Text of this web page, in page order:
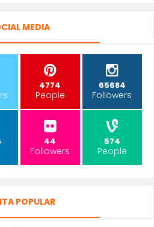
MEDIA
4774
People
65684
Followers
44
Followers
574
People
POPULAR